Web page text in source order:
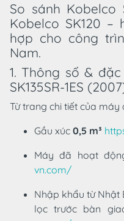
So sánh Kobelco
Kobelco SK120
hợp cho công
Nam.
1. Thông số &
SK135SR-1ES
Từ trang chi tiết của máy
Gầu xúc 0,5 m³
Máy đã hoạt
vn.com/
Nhập khẩu từ Nhật
lọc trước bàn